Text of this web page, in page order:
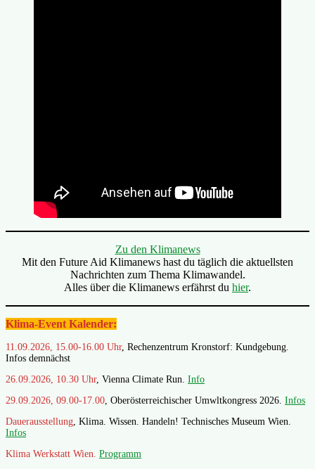
Zu den Klimanews
Mit den Future Aid Klimanews hast du täglich die aktuellsten
Nachrichten zum Thema Klimawandel.
Alles über die Klimanews erfährst du hier.
Klima-Event Kalender:
11.09.2026, 15.00-16.00 Uhr, Rechenzentrum Kronstorf: Kundgebung.
Infos demnächst
26.09.2026, 10.30 Uhr, Vienna Climate Run. Info
29.09.2026, 09.00-17.00 , Oberösterreichischer Umwltkongress 2026. Infos
Dauerausstellung , Klima. Wissen. Handeln! Technisches Museum Wien.
Infos
Klima Werkstatt Wien. Programm